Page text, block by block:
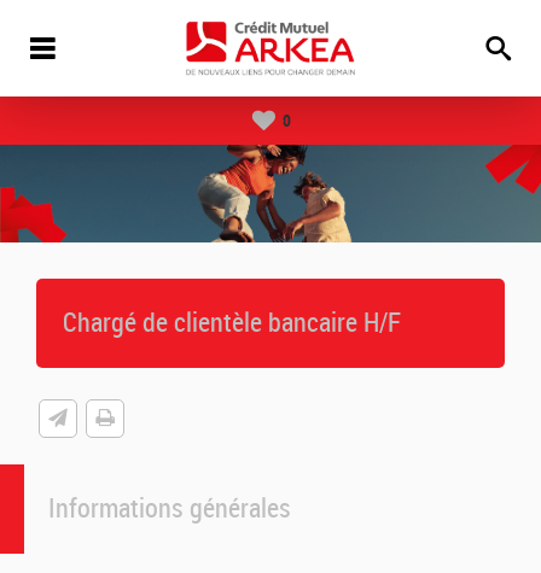
0
Chargé de clientèle bancaire H/F
Informations générales